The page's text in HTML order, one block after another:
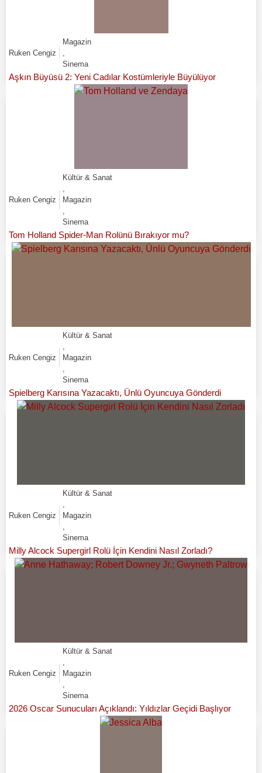
Ruken Cengiz
Magazin
,
Sinema
Aşkın Büyüsü 2: Yeni Cadılar Kostümleriyle Büyülüyor
Ruken Cengiz
Kültür & Sanat
,
Magazin
,
Sinema
Tom Holland Spider-Man Rolünü Bırakıyor mu?
Ruken Cengiz
Kültür & Sanat
,
Magazin
,
Sinema
Spielberg Karısına Yazacaktı, Ünlü Oyuncuya Gönderdi
Ruken Cengiz
Kültür & Sanat
,
Magazin
,
Sinema
Milly Alcock Supergirl Rolü İçin Kendini Nasıl Zorladı?
Ruken Cengiz
Kültür & Sanat
,
Magazin
,
Sinema
2026 Oscar Sunucuları Açıklandı: Yıldızlar Geçidi Başlıyor